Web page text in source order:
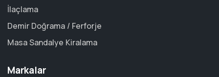
İlaçlama
Demir Doğrama / Ferforje
Masa Sandalye Kiralama
Markalar